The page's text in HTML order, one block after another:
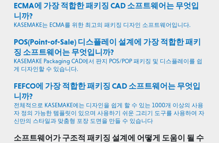
ECMA에 가장 적합한 패키징 CAD 소프트웨어는 무엇입
니까?
KASEMAKE는 ECMA를 위한 최고의 패키징 디자인 소프트웨어입니다.
POS(Point-of-Sale) 디스플레이 설계에 가장 적합한 패키
징 소프트웨어는 무엇입니까?
KASEMAKE Packaging CAD에서 판지 POS/POP 패키징 및 디스플레이를 쉽
게 디자인할 수 있습니다.
FEFCO에 가장 적합한 패키징 CAD 소프트웨어는 무엇입
니까?
전체적으로 KASEMAKE에는 디자인을 쉽게 할 수 있는 1000개 이상의 사용
자 정의 가능한 템플릿이 있으며 사용하기 쉬운 그리기 도구를 사용하여 자
신만의 스타일과 맞춤형 포장 도면을 만들 수 있습니다
소프트웨어가 구조적 패키징 설계에 어떻게 도움이 될 수